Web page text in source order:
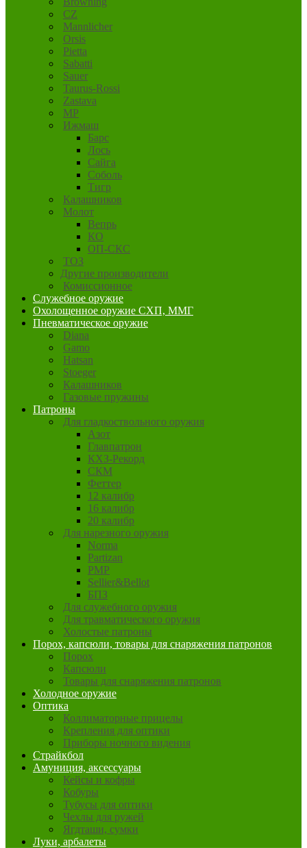
CZ
Mannlicher
Orsis
Pietta
Sabatti
Sauer
Taurus-Rossi
Zastava
MP
Ижмаш
Барс
Лось
Сайга
Соболь
Тигр
Калашников
Молот
Вепрь
КО
ОП-СКС
ТОЗ
Другие производители
Комиссионное
Служебное оружие
Охолощенное оружие СХП, ММГ
Пневматическое оружие
Diana
Gamo
Hatsan
Stoeger
Калашников
Газовые пружины
Патроны
Для гладкоствольного оружия
Азот
Главпатрон
КХЗ-Рекорд
СКМ
Феттер
12 калибр
16 калибр
20 калибр
Для нарезного оружия
Norma
Partizan
PMP
Sellier&Bellot
БПЗ
Для служебного оружия
Для травматического оружия
Холостые патроны
Порох, капсюли, товары для снаряжения патронов
Порох
Капсюли
Товары для снаряжения патронов
Холодное оружие
Оптика
Коллиматорные прицелы
Крепления для оптики
Приборы ночного видения
Страйкбол
Амуниция, аксессуары
Кейсы и кофры
Кобуры
Тубусы для оптики
Чехлы для ружей
Ягдташи, сумки
Луки, арбалеты